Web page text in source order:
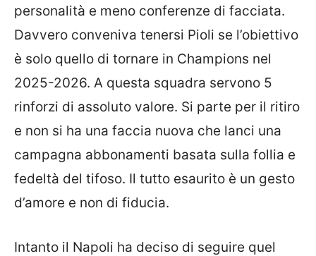
personalità e meno conferenze di facciata.
Davvero conveniva tenersi Pioli se l’obiettivo
è solo quello di tornare in Champions nel
2025-2026. A questa squadra servono 5
rinforzi di assoluto valore. Si parte per il ritiro
e non si ha una faccia nuova che lanci una
campagna abbonamenti basata sulla follia e
fedeltà del tifoso. Il tutto esaurito è un gesto
d’amore e non di fiducia.
Intanto il Napoli ha deciso di seguire quel